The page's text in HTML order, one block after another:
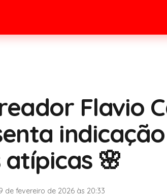
Flavio
🌸
de fevereiro de 2026 às 20:33